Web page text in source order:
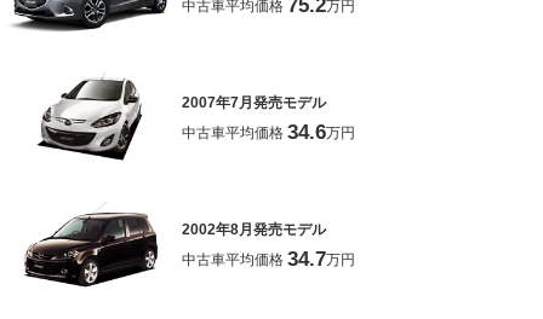
中古車平均価格 75.2万円
2007年7月発売モデル
中古車平均価格 34.6万円
2002年8月発売モデル
中古車平均価格 34.7万円